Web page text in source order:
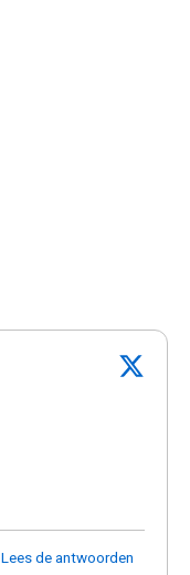
Lees de antwoorden